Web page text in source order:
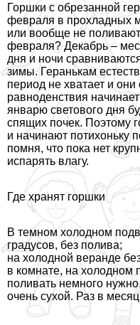
Горшки с обрезанной
февраля в прохладных
или вообще не
февраля? Декабрь –
дня и ночи
зимы. Геранькам
период не хватает и
равноденствия
январю светового дня
спящих почек. Поэтому
и начинают потихоньку
помня, что пока нет
испарять влагу.
Где хранят горшки
В темном холодном
градусов, без полива;
на холодной веранде
в комнате, на холодном
поливать немного
очень сухой. Раз в